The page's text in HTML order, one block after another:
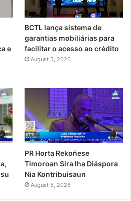
e
BCTL lança sistema de
garantias mobiliárias para
facilitar o acesso ao crédito
August 5, 2026
PR Horta Rekoñese
Timoroan Sira Iha Diáspora
Nia Kontribuisaun
August 5, 2026